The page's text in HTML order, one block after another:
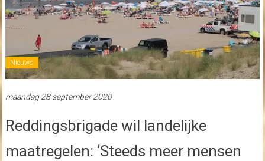
Nieuws
maandag 28 september 2020
Reddingsbrigade wil landelijke
maatregelen: ‘Steeds meer mensen